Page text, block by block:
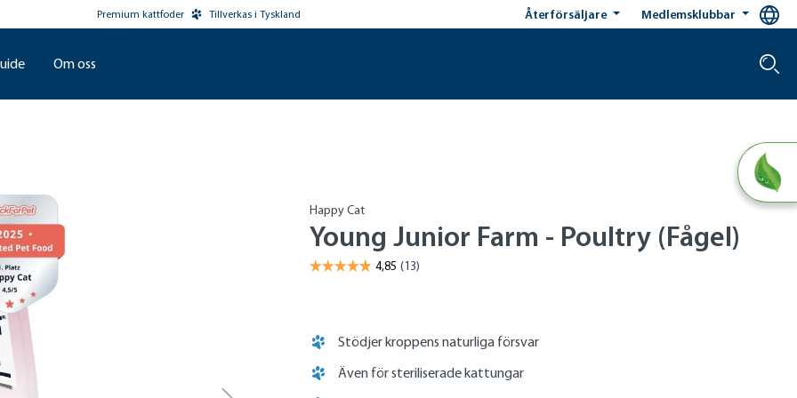
Premium kattfoder Tillverkas i Tyskland Återförsäljare Medlemsklubbar
Om oss
Happy Cat
Young Junior Farm - Poultry (Fågel)
Stödjer kroppens naturliga försvar
Även för steriliserade kattungar